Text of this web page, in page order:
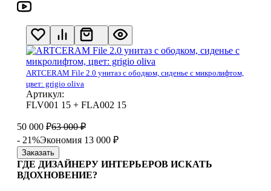
ARTCERAM File 2.0 унитаз с ободком, сиденье с микролифтом,
цвет: grigio oliva
Артикул:
FLV001 15 + FLA002 15
50 000 ₽63 000 ₽
- 21%Экономия 13 000 ₽
Заказать
ГДЕ ДИЗАЙНЕРУ ИНТЕРЬЕРОВ ИСКАТЬ
ВДОХНОВЕНИЕ?